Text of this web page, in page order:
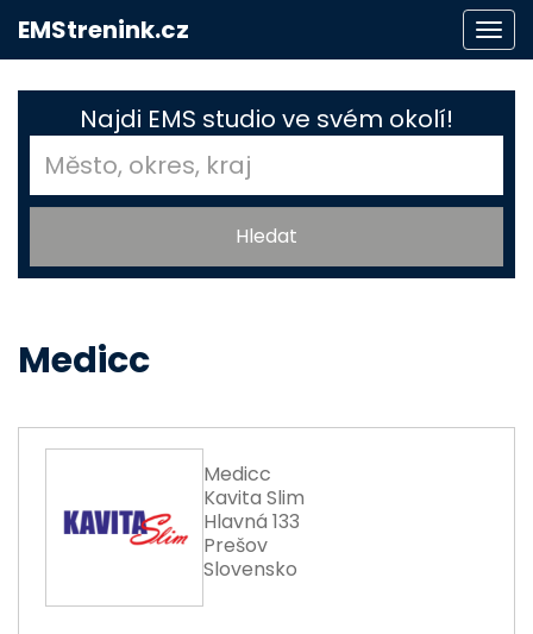
EMStrenink.cz
Najdi EMS studio ve svém okolí!
Medicc
Medicc
Kavita Slim
Hlavná 133
Prešov
Slovensko